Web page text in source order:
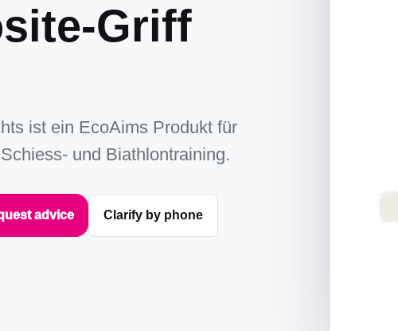
Griff
ist ein EcoAims Produkt für
und Biathlontraining.
advice Clarify by phone